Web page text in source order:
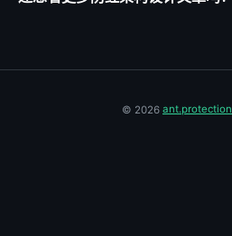
© 2026 ant.protection